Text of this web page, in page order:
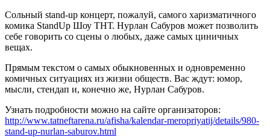
Cольный stand-up концерт, пожалуй, самого харизматичного
комика StandUp Шоу ТНТ. Нурлан Сабуров может позволить
себе говорить со сцены о любых, даже самых циничных
вещах.
Прямым текстом о самых обыкновенных и одновременно
комичных ситуациях из жизни обществ. Вас ждут: юмор,
мысли, стендап и, конечно же, Нурлан Сабуров.
Узнать подробности можно на сайте организаторов:
http://www.tatneftarena.ru/afisha/kalendar-meropriyatij/details/980-
stand-up-nurlan-saburov.html